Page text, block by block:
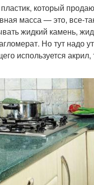
который
масса — это, все-
жидкий камень,
Но тут надо
используется акрил,